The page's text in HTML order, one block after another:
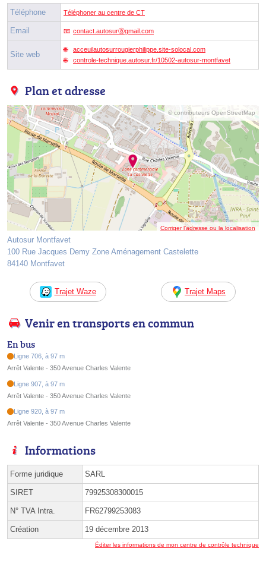
Téléphone Téléphoner au centre de CT
Email contact.autosurⓐgmail.com
Site web
acceuilautosurrougierphilippe.site-solocal.com
controle-technique.autosur.fr/10502-autosur-montfavet
Plan et adresse
© contributeurs OpenStreetMap
Corriger l’adresse ou la localisation
Autosur Montfavet
100 Rue Jacques Demy Zone Aménagement Castelette
84140 Montfavet
Trajet Waze Trajet Maps
Venir en transports en commun
En bus
Ligne 706, à 97 m
Arrêt Valente - 350 Avenue Charles Valente
Ligne 907, à 97 m
Arrêt Valente - 350 Avenue Charles Valente
Ligne 920, à 97 m
Arrêt Valente - 350 Avenue Charles Valente
Informations
Forme juridique SARL
SIRET 79925308300015
N° TVA Intra. FR62799253083
Création 19 décembre 2013
Éditer les informations de mon centre de contrôle technique